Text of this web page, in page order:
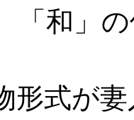
「和」
式が